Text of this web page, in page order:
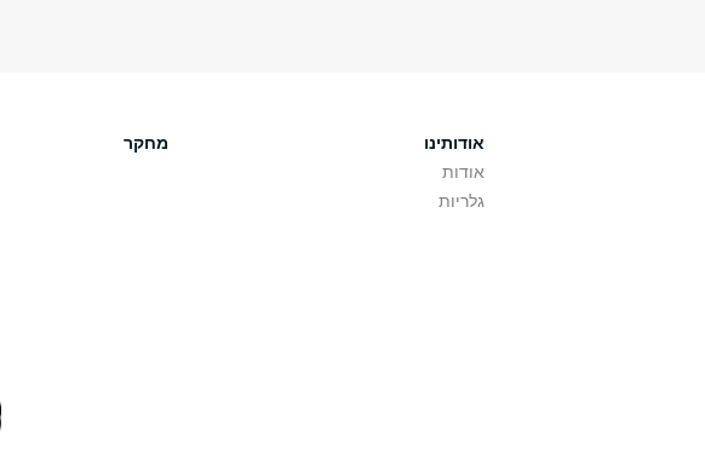
אודותינו
אודות
גלריות
מחקר